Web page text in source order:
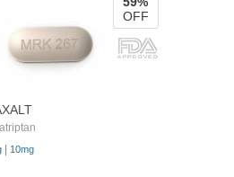
| 10mg
OFF